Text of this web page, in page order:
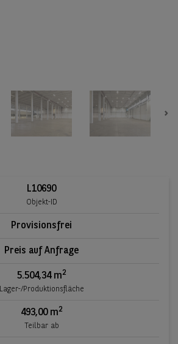
L10690
Objekt-ID
Provisionsfrei
Preis auf Anfrage
5.504,34 m2
Lager-/Produktionsfläche
493,00 m2
Teilbar ab